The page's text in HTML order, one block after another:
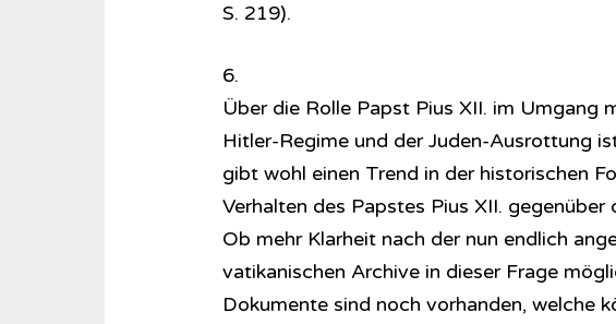
S. 219).
6.
Über die Rolle Papst Pius XII. im Umgang
Hitler-Regime und der Juden-Ausrottung
gibt wohl einen Trend in der historischen
Verhalten des Papstes Pius XII.
Ob mehr Klarheit nach der nun endlich
vatikanischen Archive in dieser Frage
Dokumente sind noch vorhanden, welche